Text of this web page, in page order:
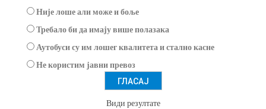
Није лоше али може и боље
Требало би да имају више полазака
Аутобуси су им лошег квалитета и стално касне
Не користим јавни превоз
Види резултате